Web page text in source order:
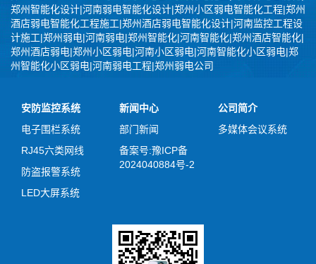
郑州智能化设计|河南弱电智能化设计|郑州小区弱电智能化工程|郑州
酒店弱电智能化工程施工|郑州酒店弱电智能化设计|河南监控工程设
计施工|郑州弱电|河南弱电|郑州智能化|河南智能化|郑州酒店智能化|
郑州酒店弱电|郑州小区弱电|河南小区弱电|河南智能化小区弱电|郑
州智能化小区弱电|河南弱电工程|郑州弱电公司
安防监控系统
电子围栏系统
RJ45六类网线
防盗报警系统
LED大屏系统
新闻中心
部门新闻
备案号:豫ICP备
2024040884号-2
公司简介
多媒体会议系统